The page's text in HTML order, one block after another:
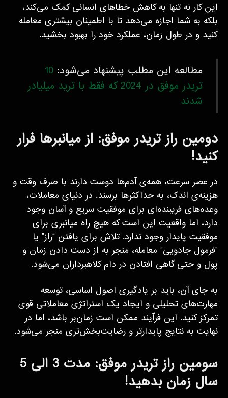
این کار نه تنها به کاهش خطاهای انسانی کمک می‌کند،
بلکه به شما اجازه می‌دهد تا با اطمینان بیشتری معامله
کنید و در طول زمان، عملکرد خود را بهبود بخشید.
مطالعه این مطلب پیشنهاد می‌شود: 10
تریدر موفق در 2024 که فقط با ترید میلیادر
شدند
دومین راز تریدر موفق: از میانبرها فرار
کنید!
در عصر سرعت، همه‌ی آدم‌ها دوست دارند با صرف وقت و
هزینه‌ی اندک، به حداکثرها برسند. در دنیای معاملات،
وعده‌های فریبنده‌ای برای موفقیت سریع و آسان وجود
دارد، اما واقعیت این است که هیچ راه میانبری برای
موفقیت پایدار وجود ندارد. تلاش برای یافتن “راز” یا
“فرمول جادویی” معامله، منجر به از دست دادن زمان و
پول و حتی گاهی افتادن در دام کلاهبرداران می‌شود.
به جای آن، باید بر یادگیری اصول اساسی، توسعه
مهارت‌های تحلیلی و ایجاد یک استراتژی معاملاتی قوی
تمرکز کنید. این فرآیند ممکن است زمان‌بر باشد، اما در
نهایت به نتایج پایدارتر و رضایت‌بخش‌تری منجر می‌شود.
سومین راز تریدر موفق: مدت 3 الی 5
سال زمان بدهید!